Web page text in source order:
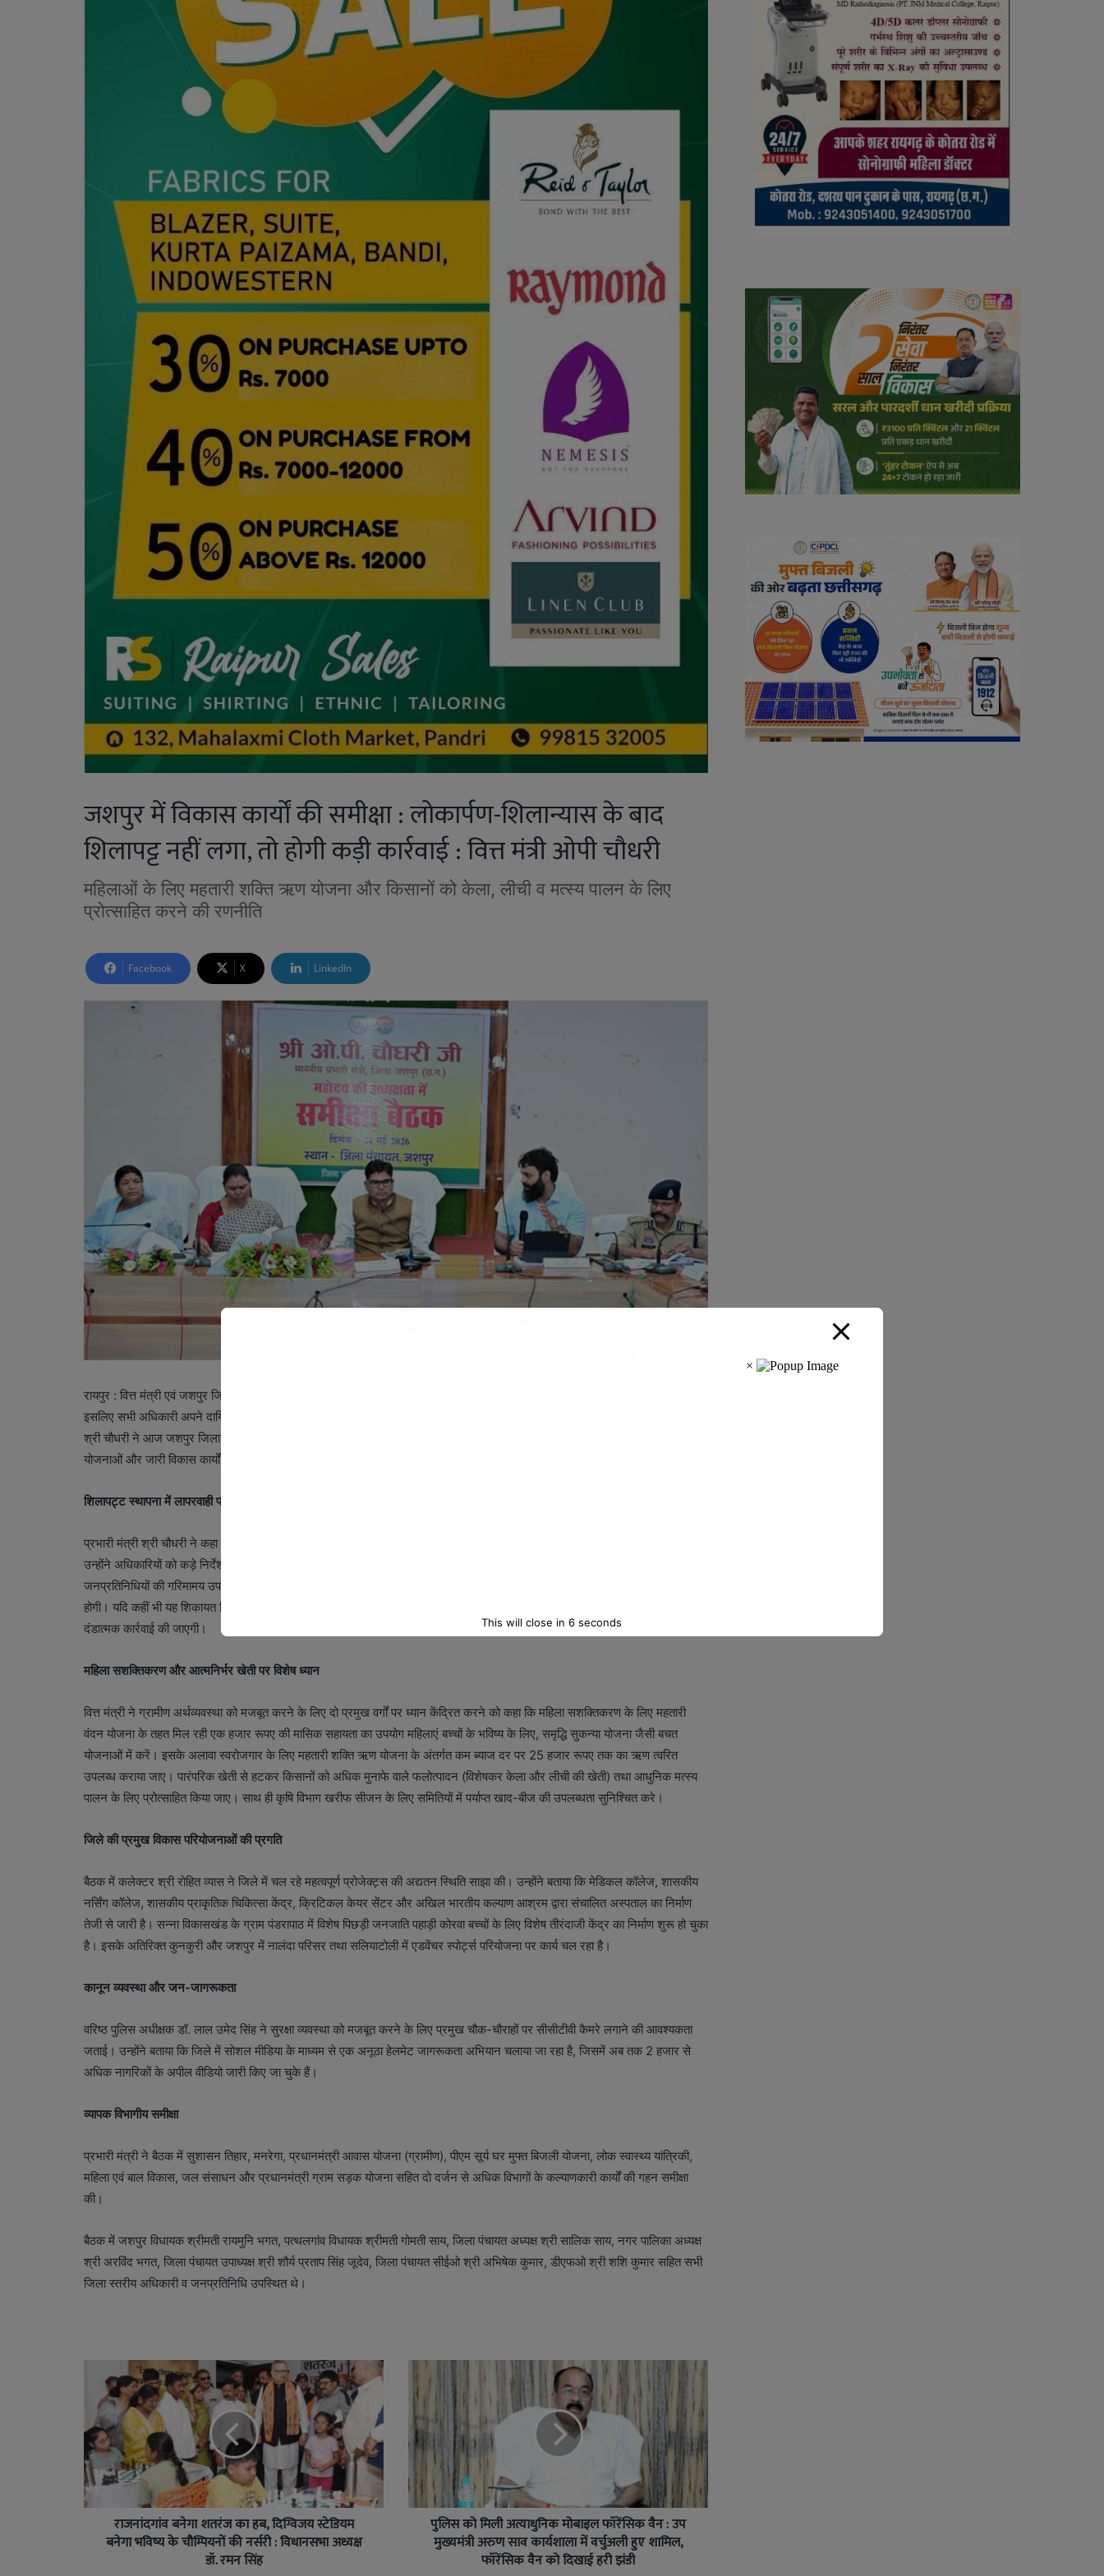
जशपुर में विकास कार्यों की समीक्षा : लोकार्पण-शिलान्यास के बाद
शिलापट्ट नहीं लगा, तो होगी कड़ी कार्रवाई : वित्त मंत्री ओपी चौधरी
महिलाओं के लिए महतारी शक्ति ऋण योजना और किसानों को केला, लीची व मत्स्य पालन के लिए
प्रोत्साहित करने की रणनीति
Facebook X LinkedIn
रायपुर : वित्त मंत्री एवं जशपुर जिले के प्रभारी मंत्री श्री ओपी चौधरी ने कड़े लहजे में अधिकारियों से कहा कि जशपुर मुख्यमंत्री का गृह जिला है,
इसलिए सभी अधिकारी अपने दायित्वों का गंभीरता से निर्वहन करते हुए निर्माण कार्यों को निर्धारित समय-सीमा में पूर्ण करना सुनिश्चित करें। प्रभारी मंत्री
श्री चौधरी ने आज जशपुर जिला पंचायत सभाकक्ष में जिला स्तरीय अधिकारियों की उच्च स्तरीय समीक्षा बैठक ली। इस दौरान उन्होंने विभिन्न विभागीय
योजनाओं और जारी विकास कार्यों की विस्तार से समीक्षा की।
शिलापट्ट स्थापना में लापरवाही पर सख्त रुख
प्रभारी मंत्री श्री चौधरी ने कहा कि पिछले दस वर्षों की तुलना में वर्तमान सरकार द्वारा जशपुर जिले में रिकॉर्ड संख्या में विकास कार्य स्वीकृत किए गए हैं।
उन्होंने अधिकारियों को कड़े निर्देश देते हुए कहा कि जिन विकास कार्यों का लोकार्पण एवं भूमिपूजन हो चुका है, उनके शिलापट्ट संबंधित गांवों में स्थानीय
जनप्रतिनिधियों की गरिमामय उपस्थिति में अनिवार्य रूप से स्थापित किए जाएं। शिलापट्ट लगाने की पूरी जिम्मेदारी संबंधित विभागीय अधिकारियों की
होगी। यदि कहीं भी यह शिकायत मिलती है कि शिलापट्ट उपेक्षित पड़ा है या स्थापित नहीं किया गया है, तो जिम्मेदार अधिकारी के विरुद्ध तत्काल कड़ी
दंडात्मक कार्रवाई की जाएगी।
महिला सशक्तिकरण और आत्मनिर्भर खेती पर विशेष ध्यान
वित्त मंत्री ने ग्रामीण अर्थव्यवस्था को मजबूत करने के लिए दो प्रमुख वर्गों पर ध्यान केंद्रित करने को कहा कि महिला सशक्तिकरण के लिए महतारी
वंदन योजना के तहत मिल रही एक हजार रूपए की मासिक सहायता का उपयोग महिलाएं बच्चों के भविष्य के लिए, समृद्धि सुकन्या योजना जैसी बचत
योजनाओं में करें। इसके अलावा स्वरोजगार के लिए महतारी शक्ति ऋण योजना के अंतर्गत कम ब्याज दर पर 25 हजार रूपए तक का ऋण त्वरित
उपलब्ध कराया जाए। पारंपरिक खेती से हटकर किसानों को अधिक मुनाफे वाले फलोत्पादन (विशेषकर केला और लीची की खेती) तथा आधुनिक मत्स्य
पालन के लिए प्रोत्साहित किया जाए। साथ ही कृषि विभाग खरीफ सीजन के लिए समितियों में पर्याप्त खाद-बीज की उपलब्धता सुनिश्चित करे।
जिले की प्रमुख विकास परियोजनाओं की प्रगति
बैठक में कलेक्टर श्री रोहित व्यास ने जिले में चल रहे महत्वपूर्ण प्रोजेक्ट्स की अद्यतन स्थिति साझा की। उन्होंने बताया कि मेडिकल कॉलेज, शासकीय
नर्सिंग कॉलेज, शासकीय प्राकृतिक चिकित्सा केंद्र, क्रिटिकल केयर सेंटर और अखिल भारतीय कल्याण आश्रम द्वारा संचालित अस्पताल का निर्माण
तेजी से जारी है। सन्ना विकासखंड के ग्राम पंडरापाठ में विशेष पिछड़ी जनजाति पहाड़ी कोरवा बच्चों के लिए विशेष तीरंदाजी केंद्र का निर्माण शुरू हो चुका
है। इसके अतिरिक्त कुनकुरी और जशपुर में नालंदा परिसर तथा सलियाटोली में एडवेंचर स्पोर्ट्स परियोजना पर कार्य चल रहा है।
कानून व्यवस्था और जन-जागरूकता
वरिष्ठ पुलिस अधीक्षक डॉ. लाल उमेद सिंह ने सुरक्षा व्यवस्था को मजबूत करने के लिए प्रमुख चौक-चौराहों पर सीसीटीवी कैमरे लगाने की आवश्यकता
जताई। उन्होंने बताया कि जिले में सोशल मीडिया के माध्यम से एक अनूठा हेलमेट जागरूकता अभियान चलाया जा रहा है, जिसमें अब तक 2 हजार से
अधिक नागरिकों के अपील वीडियो जारी किए जा चुके हैं।
व्यापक विभागीय समीक्षा
प्रभारी मंत्री ने बैठक में सुशासन तिहार, मनरेगा, प्रधानमंत्री आवास योजना (ग्रामीण), पीएम सूर्य घर मुफ्त बिजली योजना, लोक स्वास्थ्य यांत्रिकी,
महिला एवं बाल विकास, जल संसाधन और प्रधानमंत्री ग्राम सड़क योजना सहित दो दर्जन से अधिक विभागों के कल्याणकारी कार्यों की गहन समीक्षा
की।
बैठक में जशपुर विधायक श्रीमती रायमुनि भगत, पत्थलगांव विधायक श्रीमती गोमती साय, जिला पंचायत अध्यक्ष श्री सालिक साय, नगर पालिका अध्यक्ष
श्री अरविंद भगत, जिला पंचायत उपाध्यक्ष श्री शौर्य प्रताप सिंह जूदेव, जिला पंचायत सीईओ श्री अभिषेक कुमार, डीएफओ श्री शशि कुमार सहित सभी
जिला स्तरीय अधिकारी व जनप्रतिनिधि उपस्थित थे।
राजनांदगांव बनेगा शतरंज का हब, दिग्विजय स्टेडियम
बनेगा भविष्य के चौम्पियनों की नर्सरी : विधानसभा अध्यक्ष
डॉ. रमन सिंह
पुलिस को मिली अत्याधुनिक मोबाइल फॉरेंसिक वैन : उप
मुख्यमंत्री अरुण साव कार्यशाला में वर्चुअली हुए शामिल,
फॉरेंसिक वैन को दिखाई हरी झंडी
This will close in5 seconds